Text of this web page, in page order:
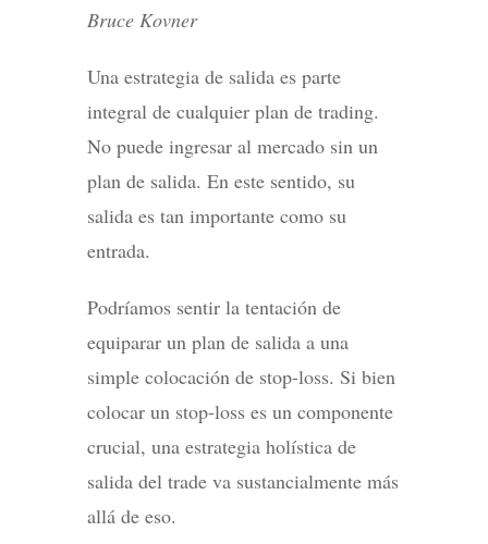
Bruce Kovner
Una estrategia de salida es parte
integral de cualquier plan de trading.
No puede ingresar al mercado sin un
plan de salida. En este sentido, su
salida es tan importante como su
entrada.
Podríamos sentir la tentación de
equiparar un plan de salida a una
simple colocación de stop-loss. Si bien
colocar un stop-loss es un componente
crucial, una estrategia holística de
salida del trade va sustancialmente más
allá de eso.